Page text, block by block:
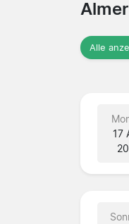
Alle
17